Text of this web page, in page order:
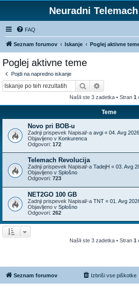
Neuradni
FAQ
Seznam forumov Iskanje Poglej aktivne
Poglej aktivne teme
Pojdi na napredno iskanje
Iskanje
Našli ste 3 zadetka • Stran 1
Teme
Novo pri BOB-u
Zadnji prispevek Napisal/-a avgi « 04. Avg
Objavljeno v Konkurenca
Odgovori: 172
Telemach Revolucija
Zadnji prispevek Napisal/-a TadejH « 03. Avg
Objavljeno v Splošno
Odgovori: 723
NET2GO 100 GB
Zadnji prispevek Napisal/-a TNT « 01. Avg
Objavljeno v Splošno
Odgovori: 262
Našli ste 3 zadetka • Stran 1
Seznam forumov Izbriši vse piškotke